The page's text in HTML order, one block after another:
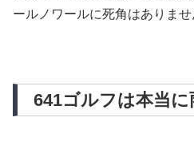
ールノワールに死角はありま
641ゴルフは本当に